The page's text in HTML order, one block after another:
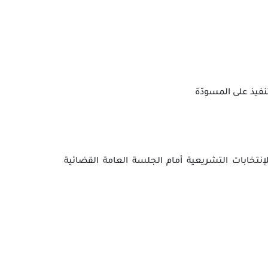
التشريعية أمام الجلسة العامة القضائية